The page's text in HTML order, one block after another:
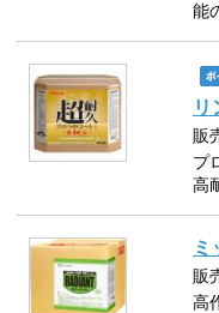
能
リ
販
プ
高
ミ
販
高